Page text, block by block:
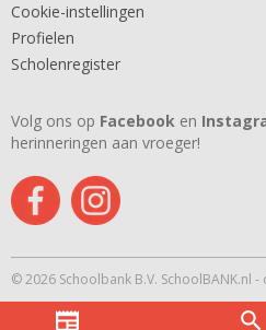
Cookie-instellingen
Profielen
Scholenregister
Volg ons op Facebook en
herinneringen aan vroeger!
© 2026 Schoolbank B.V. SchoolBANK.nl